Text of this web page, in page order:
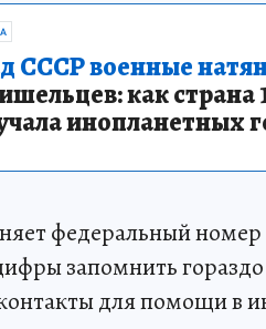
СССР военные
как страна
инопланетных
федеральный номер
запомнить гораздо
для помощи в